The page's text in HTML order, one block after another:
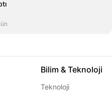
Bilim & Teknoloji
Teknoloji